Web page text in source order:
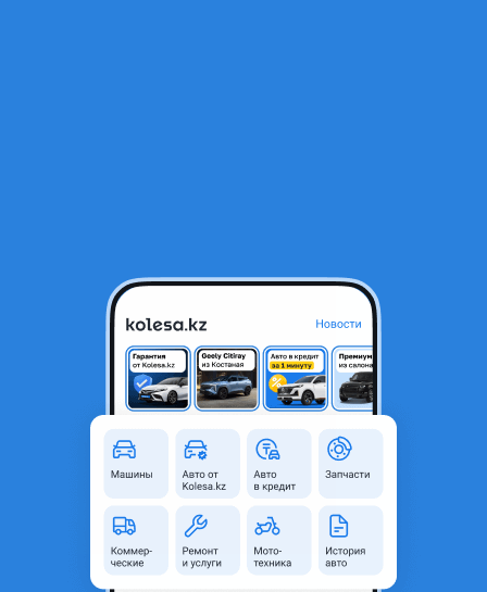
Chevrolet Nexia 2021 года
Объявление находится в архиве и может быть
Актау, Мангистауская